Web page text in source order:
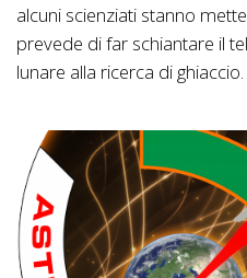
alcuni scienziati stanno
prevede di far schiantare il
lunare alla ricerca di ghiaccio.